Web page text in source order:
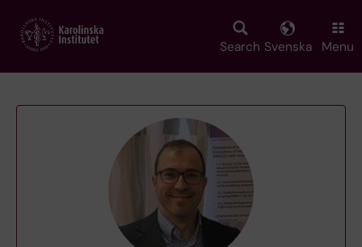
main
Search Svenska Menu